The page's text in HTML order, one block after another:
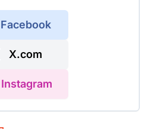
Facebook
X.com
Instagram